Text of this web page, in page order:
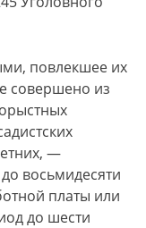
повлекшее их
совершено из
—
восьмидесяти
платы или
до шести